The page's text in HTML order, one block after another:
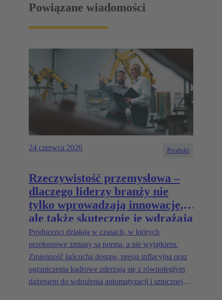
Powiązane wiadomości
24 czerwca 2026 Produkt
Rzeczywistość przemysłowa –
dlaczego liderzy branży nie
tylko wprowadzają innowacje,
ale także skutecznie je wdrażają
Producenci działają w czasach, w których
przełomowe zmiany są normą, a nie wyjątkiem.
Zmienność łańcucha dostaw, presja inflacyjna oraz
ograniczenia kadrowe zderzają się z równoległym
dążeniem do wdrożenia automatyzacji i sztucznej